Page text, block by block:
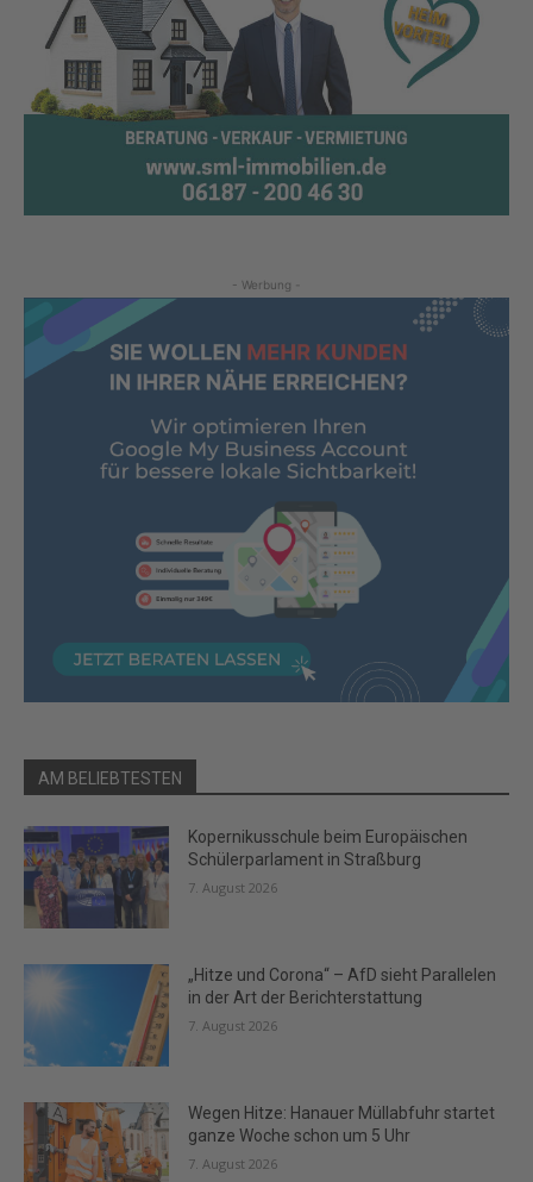
- Werbung -
AM BELIEBTESTEN
Kopernikusschule beim Europäischen
Schülerparlament in Straßburg
7. August 2026
„Hitze und Corona“ – AfD sieht Parallelen
in der Art der Berichterstattung
7. August 2026
Wegen Hitze: Hanauer Müllabfuhr startet
ganze Woche schon um 5 Uhr
7. August 2026